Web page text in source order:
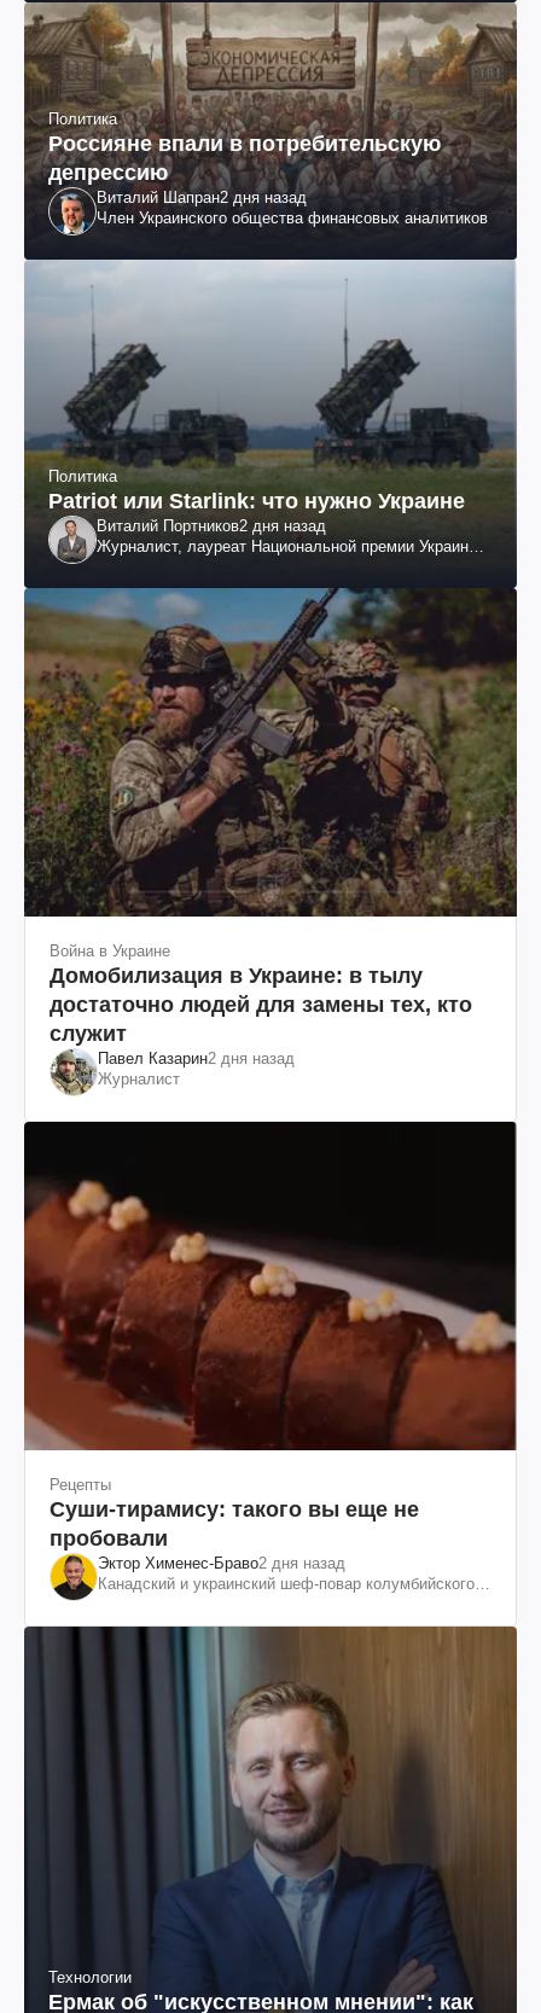
Политика
Россияне впали в потребительскую
депрессию
Виталий Шапран2 дня назад
Член Украинского общества финансовых аналитиков
Политика
Patriot или Starlink: что нужно Украине
Виталий Портников2 дня назад
Журналист, лауреат Национальной премии Украины
Война в Украине
Домобилизация в Украине: в тылу
достаточно людей для замены тех, кто
служит
Павел Казарин2 дня назад
Журналист
Рецепты
Суши-тирамису: такого вы еще не
пробовали
Эктор Хименес-Браво2 дня назад
Канадский и украинский шеф-повар колумбийского
Технологии
Ермак об "искусственном мнении": как